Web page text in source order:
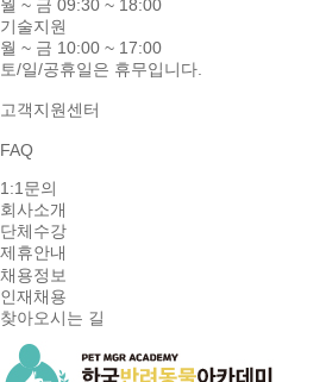
월 ~ 금 09:30 ~ 18:00
기술지원
월 ~ 금 10:00 ~ 17:00
토/일/공휴일은 휴무입니다.
고객지원센터
FAQ
1:1문의
회사소개
단체수강
제휴안내
채용정보
인재채용
찾아오시는 길